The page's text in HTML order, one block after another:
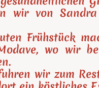
wir von
Frühstück
wo wir
wir zum